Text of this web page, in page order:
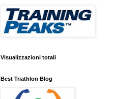
Visualizzazioni totali
Best Triathlon Blog